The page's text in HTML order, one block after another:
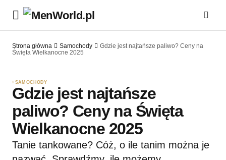
Strona główna Samochody
Gdzie jest najtańsze paliwo? Ceny na
Święta Wielkanocne 2025
SAMOCHODY
Gdzie jest najtańsze
paliwo? Ceny na Święta
Wielkanocne 2025
Tanie tankowane? Cóż, o ile tanim można je